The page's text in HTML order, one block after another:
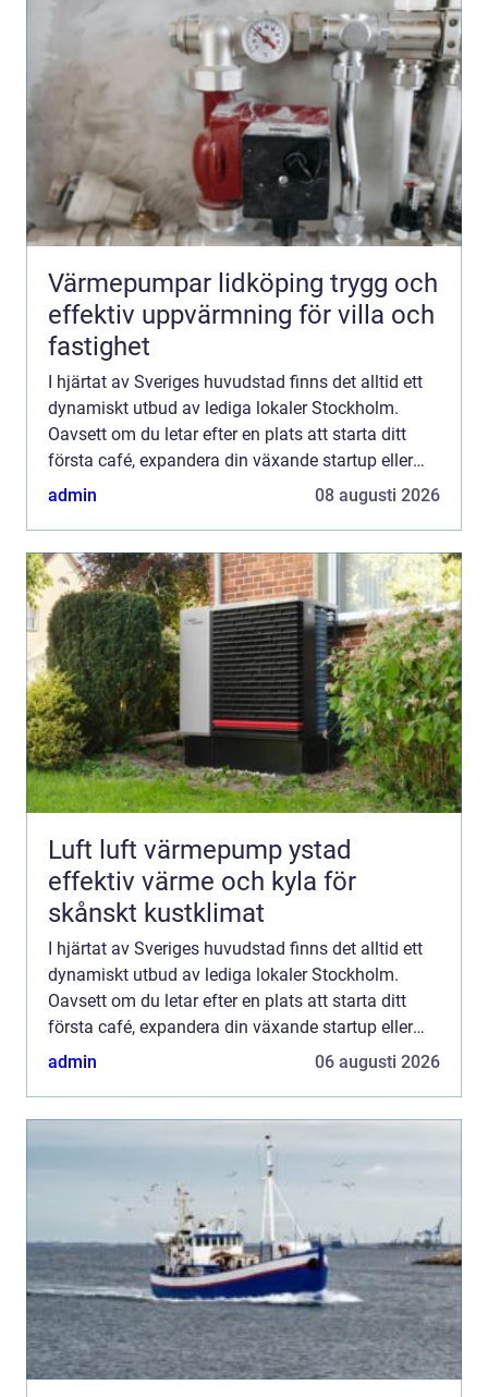
Värmepumpar lidköping trygg och
effektiv uppvärmning för villa och
fastighet
I hjärtat av Sveriges huvudstad finns det alltid ett
dynamiskt utbud av lediga lokaler Stockholm.
Oavsett om du letar efter en plats att starta ditt
första café, expandera din växande startup eller
bygga ett storföretag, s&...
admin 08 augusti 2026
Luft luft värmepump ystad
effektiv värme och kyla för
skånskt kustklimat
I hjärtat av Sveriges huvudstad finns det alltid ett
dynamiskt utbud av lediga lokaler Stockholm.
Oavsett om du letar efter en plats att starta ditt
första café, expandera din växande startup eller
bygga ett storföretag, s&...
admin 06 augusti 2026